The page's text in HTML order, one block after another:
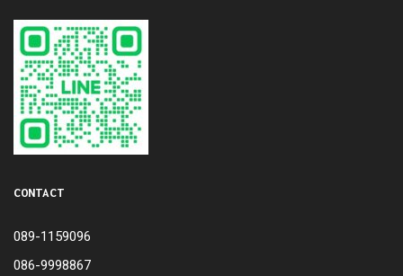
CONTACT
089-1159096
086-9998867